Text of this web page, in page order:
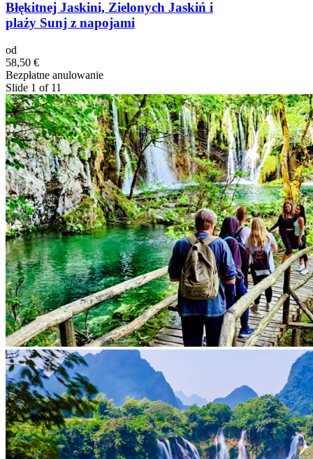
Błękitnej Jaskini, Zielonych Jaskiń i
plaży Sunj z napojami
od
58,50 €
Bezpłatne anulowanie
Slide 1 of 11